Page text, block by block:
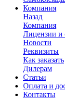
Компания
Назад
Компания
Лицензии и
Новости
Реквизиты
Как заказать
Дилерам
Статьи
Оплата и
Контакты